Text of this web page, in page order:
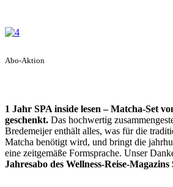
Abo-Aktion
1 Jahr SPA inside lesen – Matcha-Set
geschenkt. Das hochwertig
Bredemeijer enthält alles, was für die
Matcha benötigt wird, und bringt die
eine zeitgemäße Formsprache. Unser
Jahresabo des Wellness-Reise-Magazins